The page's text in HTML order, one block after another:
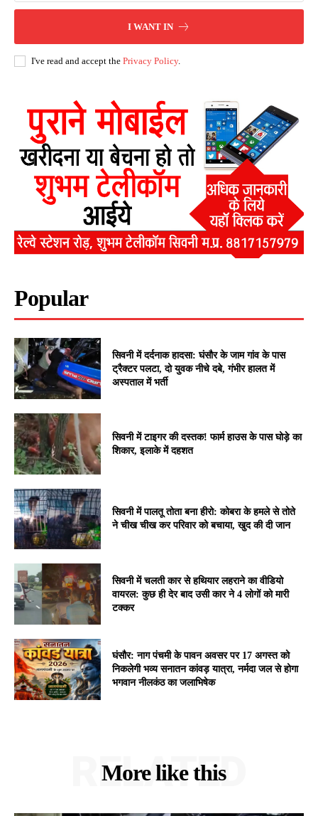
I WANT IN
I've read and accept the Privacy Policy.
Popular
सिवनी में दर्दनाक हादसा: घंसौर के जाम गांव के पास
ट्रैक्टर पलटा, दो युवक नीचे दबे, गंभीर हालत में
अस्पताल में भर्ती
सिवनी में टाइगर की दस्तक! फार्म हाउस के पास घोड़े का
शिकार, इलाके में दहशत
सिवनी में पालतू तोता बना हीरो: कोबरा के हमले से तोते
ने चीख चीख कर परिवार को बचाया, खुद की दी जान
सिवनी में चलती कार से हथियार लहराने का वीडियो
वायरल: कुछ ही देर बाद उसी कार ने 4 लोगों को मारी
टक्कर
घंसौर: नाग पंचमी के पावन अवसर पर 17 अगस्त को
निकलेगी भव्य सनातन कांवड़ यात्रा, नर्मदा जल से होगा
भगवान नीलकंठ का जलाभिषेक
More like this
RELATED